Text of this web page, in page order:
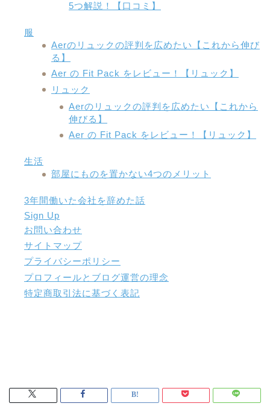
5つ解説！【口コミ】
服
Aerのリュックの評判を広めたい【これから伸び
る】
Aer の Fit Pack をレビュー！【リュック】
リュック
Aerのリュックの評判を広めたい【これから
伸びる】
Aer の Fit Pack をレビュー！【リュック】
生活
部屋にものを置かない4つのメリット
3年間働いた会社を辞めた話
Sign Up
お問い合わせ
サイトマップ
プライバシーポリシー
プロフィールとブログ運営の理念
特定商取引法に基づく表記